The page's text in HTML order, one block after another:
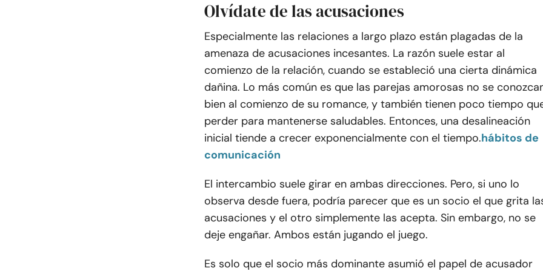
Olvídate de las acusaciones
Especialmente las relaciones a largo plazo están plagadas de la
amenaza de acusaciones incesantes. La razón suele estar al
comienzo de la relación, cuando se estableció una cierta dinámica
dañina. Lo más común es que las parejas amorosas no se
bien al comienzo de su romance, y también tienen poco tiempo
perder para mantenerse saludables. Entonces, una desalineación
inicial tiende a crecer exponencialmente con el tiempo.hábitos de
comunicación
El intercambio suele girar en ambas direcciones. Pero, si uno lo
observa desde fuera, podría parecer que es un socio el que grita
acusaciones y el otro simplemente las acepta. Sin embargo, no se
deje engañar. Ambos están jugando el juego.
Es solo que el socio más dominante asumió el papel de acusador